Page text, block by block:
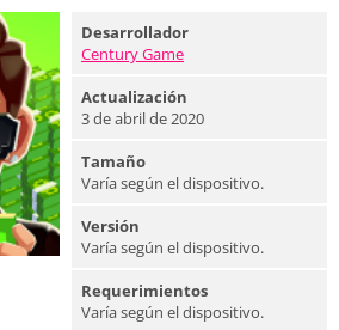
Desarrollador
Century Game
Actualización
3 de abril de 2020
Tamaño
Varía según el dispositivo.
Versión
Varía según el dispositivo.
Requerimientos
Varía según el dispositivo.